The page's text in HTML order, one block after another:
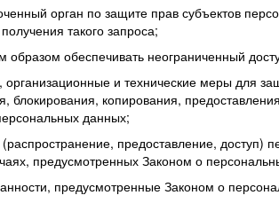
орган по защите прав субъектов
такого запроса;
образом обеспечивать неограниченный
и технические меры для
блокирования, копирования,
данных;
(распространение, предоставление, доступ)
предусмотренных Законом о
предусмотренные Законом о